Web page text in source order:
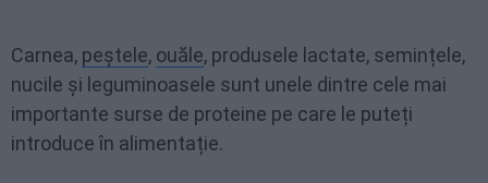
Carnea, peștele, ouăle, produsele lactate, semințele,
nucile și leguminoasele sunt unele dintre cele mai
importante surse de proteine pe care le puteți
introduce în alimentație.